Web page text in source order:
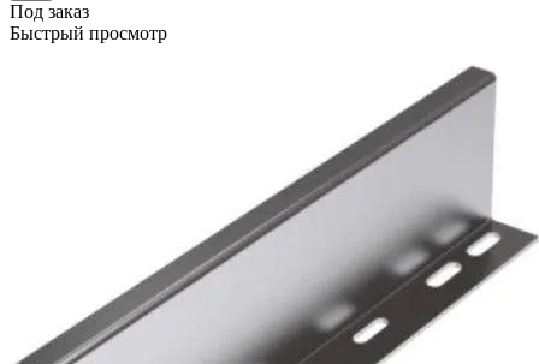
Под заказ
Быстрый просмотр